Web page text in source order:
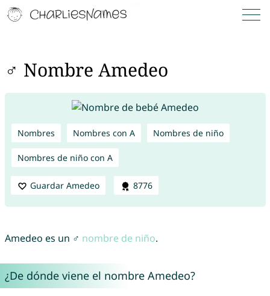
♂ Nombre Amedeo
Nombres Nombres con A Nombres de niño
Nombres de niño con A
Guardar Amedeo 8776
Amedeo es un ♂ nombre de niño.
¿De dónde viene el nombre Amedeo?